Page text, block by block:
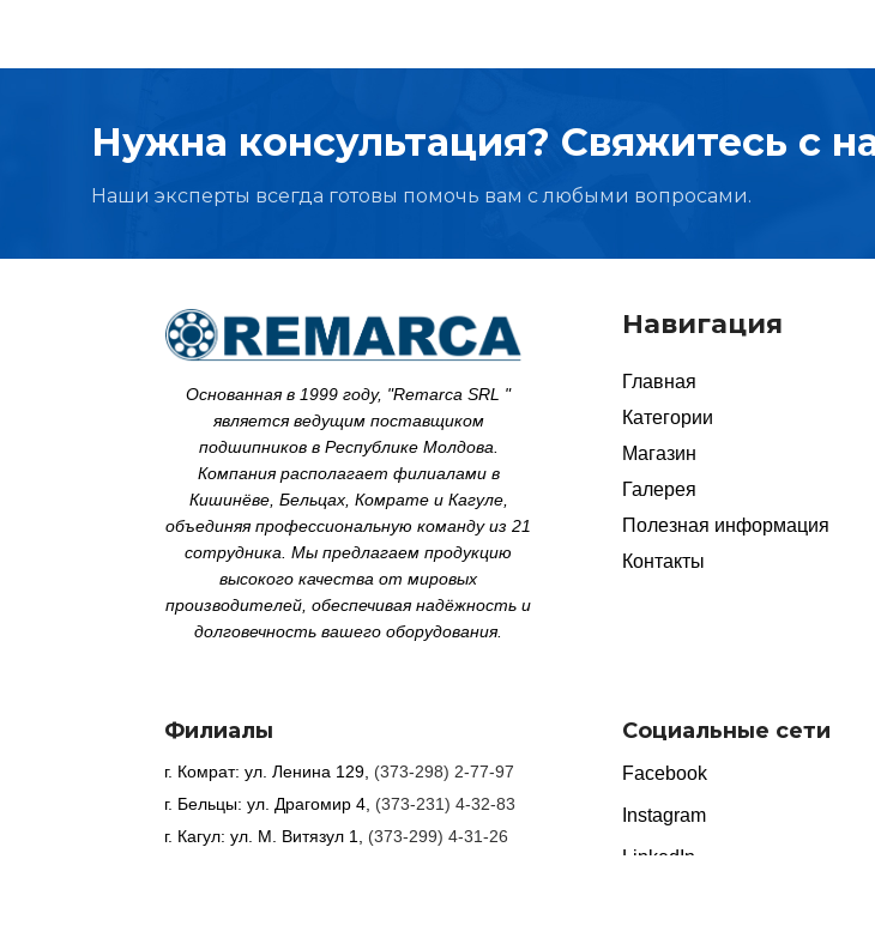
Нужна консультация? Свяжитесь с
Наши эксперты всегда готовы помочь вам с любыми вопросами.
Основанная в 1999 году, "Remarca SRL "
является ведущим поставщиком
подшипников в Республике Молдова.
Компания располагает филиалами в
Кишинёве, Бельцах, Комрате и Кагуле,
объединяя профессиональную команду из 21
сотрудника. Мы предлагаем продукцию
высокого качества от мировых
производителей, обеспечивая надёжность и
долговечность вашего оборудования.
Навигация
Главная
Категории
Магазин
Галерея
Полезная информация
Контакты
Филиалы
г. Комрат: ул. Ленина 129, (373-298) 2-77-97
г. Бельцы: ул. Драгомир 4, (373-231) 4-32-83
г. Кагул: ул. М. Витязул 1, (373-299) 4-31-26
Социальные сети
Facebook
Instagram
LinkedIn